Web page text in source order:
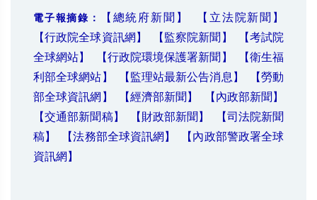
電子報摘錄： 【總統府新聞】
【立法院新聞】
【行政院全球資訊網】
【監察院新聞】
【考試院
全球網站】
【行政院環境保護署新聞】
【衛生福
利部全球網站】
【監理站最新公告消息】
【勞動
部全球資訊網】
【經濟部新聞】
【內政部新聞】
【交通部新聞稿】
【財政部新聞】
【司法院新聞
稿】
【法務部全球資訊網】
【內政部警政署全球
資訊網】